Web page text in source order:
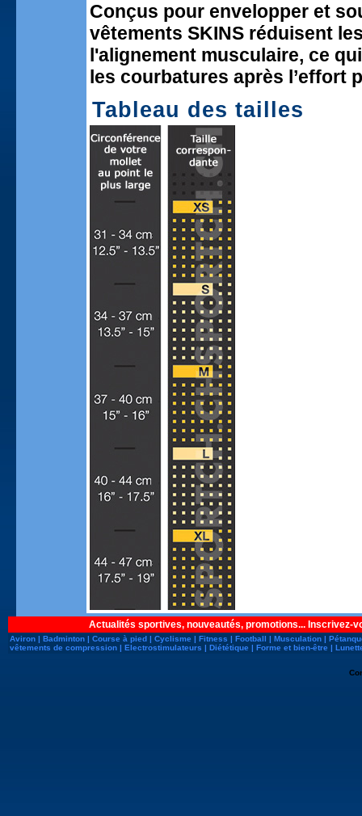
Conçus pour envelopper et
vêtements SKINS réduisent
l'alignement musculaire, ce
les courbatures après l’effort
Tableau des tailles
Actualités sportives, nouveautés, promotions... Inscrivez-
Aviron | Badminton | Course à pied | Cyclisme | Fitness | Football | Musculation |
vêtements de compression | Electrostimulateurs | Diététique | Forme et bien-être |